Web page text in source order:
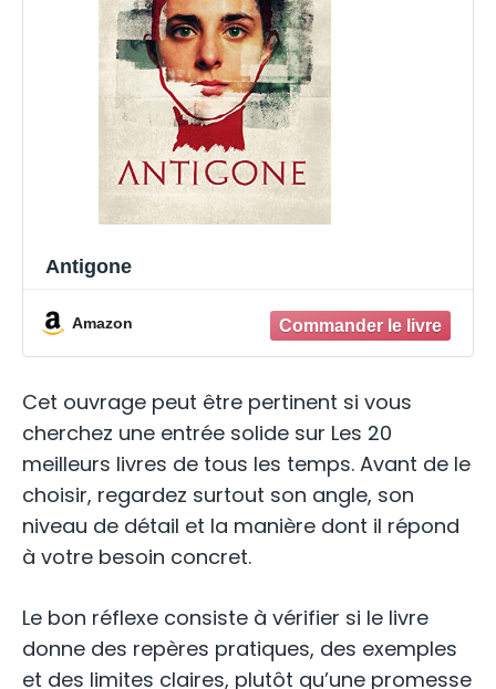
Antigone
Amazon
Cet ouvrage peut être pertinent si vous
cherchez une entrée solide sur Les 20
meilleurs livres de tous les temps. Avant de le
choisir, regardez surtout son angle, son
niveau de détail et la manière dont il répond
à votre besoin concret.
Le bon réflexe consiste à vérifier si le livre
donne des repères pratiques, des exemples
et des limites claires, plutôt qu’une promesse